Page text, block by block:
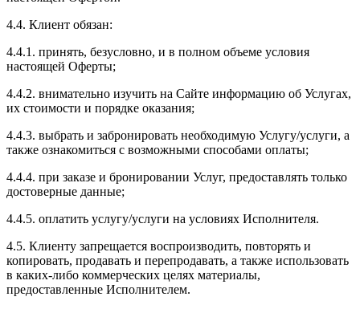
4.4. Клиент обязан:
4.4.1. принять, безусловно, и в полном объеме условия
настоящей Оферты;
4.4.2. внимательно изучить на Сайте информацию об Услугах,
их стоимости и порядке оказания;
4.4.3. выбрать и забронировать необходимую Услугу/услуги, а
также ознакомиться с возможными способами оплаты;
4.4.4. при заказе и бронировании Услуг, предоставлять только
достоверные данные;
4.4.5. оплатить услугу/услуги на условиях Исполнителя.
4.5. Клиенту запрещается воспроизводить, повторять и
копировать, продавать и перепродавать, а также использовать
в каких-либо коммерческих целях материалы,
предоставленные Исполнителем.